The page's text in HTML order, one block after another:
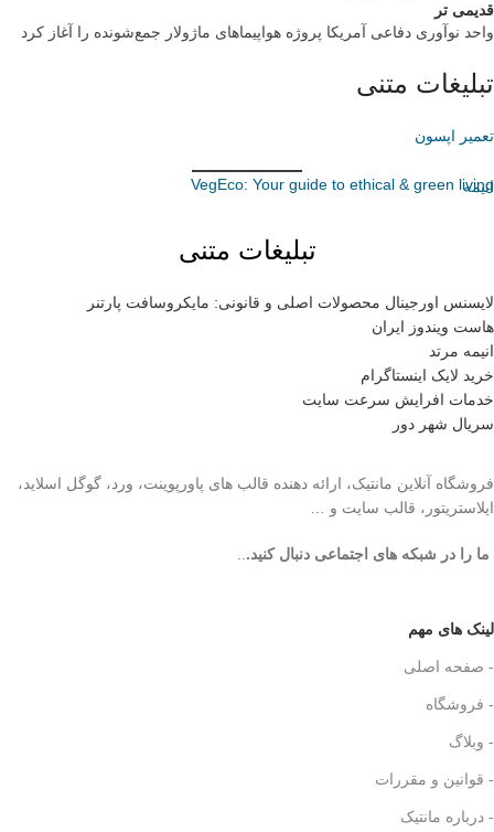
قدیمی تر
واحد نوآوری دفاعی آمریکا پروژه هواپیماهای ماژولار جمع‌شونده را آغاز کرد
تبلیغات متنی
تعمیر اپسون
VegEco: Your guide to ethical & green living
انیمه
تبلیغات متنی
لایسنس اورجینال محصولات اصلی و قانونی: مایکروسافت پارتنر
هاست ویندوز ایران
انیمه مرتد
خرید لایک اینستاگرام
خدمات افرایش سرعت سایت
سریال شهر دور
فروشگاه آنلاین مانتیک، ارائه دهنده قالب های پاورپوینت، ورد، گوگل اسلاید،
ایلاستریتور، قالب سایت و …
ما را در شبکه های اجتماعی دنبال کنید.
لینک های مهم
- صفحه اصلی
- فروشگاه
- وبلاگ
- قوانین و مقررات
- درباره مانتیک